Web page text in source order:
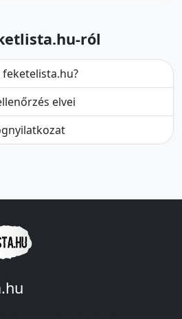
ról
feketelista.hu?
elvei